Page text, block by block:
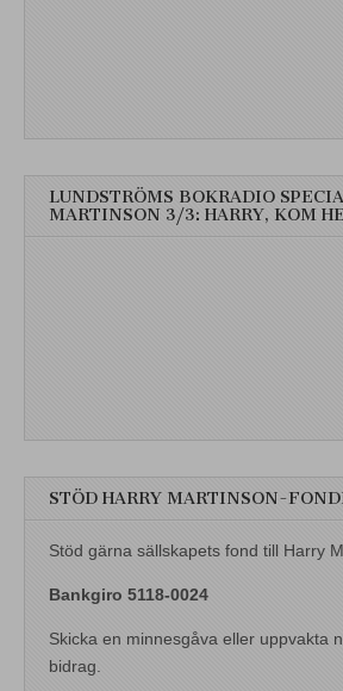
LUNDSTRÖMS BOKRADIO
MARTINSON 3/3: HARRY, KOM
STÖD HARRY MARTINSON-
Stöd gärna sällskapets fond till Harry
Bankgiro 5118-0024
Skicka en minnesgåva eller uppvakta
bidrag.